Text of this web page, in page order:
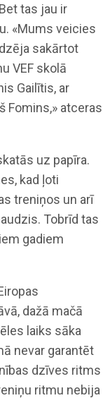
tas jau ir
«Mums veicies
sakārtot
VEF skolā
Gailītis, ar
Fomins,» atceras
uz papīra.
kad ļoti
treniņos un arī
Tobrīd tas
gadiem
dažā mačā
laiks sāka
nevar garantēt
dzīves ritms
ritmu nebija